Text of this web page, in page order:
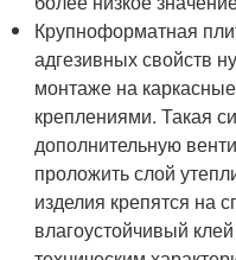
Крупноформатная
адгезивных свойств
монтаже на
креплениями. Такая
дополнительную
проложить слой
изделия крепятся на
влагоустойчивый